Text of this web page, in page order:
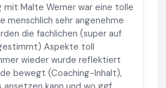
mit Malte Werner war eine tolle
menschlich sehr angenehme
die fachlichen (super auf
Aspekte toll
wieder wurde reflektiert
bewegt (Coaching-Inhalt),